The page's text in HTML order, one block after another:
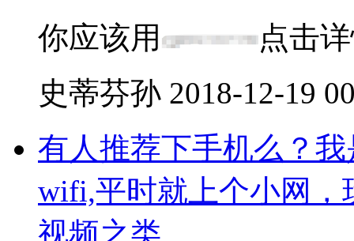
你应该用
点击
史蒂芬孙 2018-12-19
有人推荐下手机么？
wifi,平时就上个小网，
视频之类